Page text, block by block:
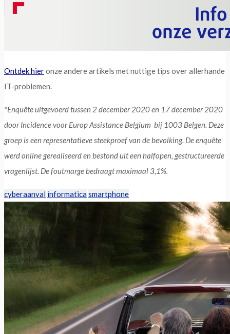
Ontdek hieronze andere artikels met nuttige tips over allerhande
IT-problemen.
*Enquête uitgevoerd tussen 2 december 2020 en 17 december 2020
door Incidence voor Europ Assistance Belgium bij 1003 Belgen. Deze
groep is een representatieve steekproef van de bevolking. De enquête
werd online gerealiseerd en bestond uit een halfopen, gestructureerde
vragenlijst. De foutmarge bedraagt maximaal 3,1%.
cyberaanval informatica smartphone